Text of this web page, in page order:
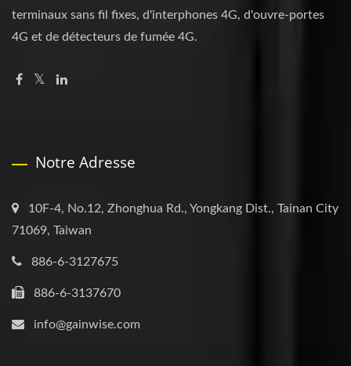
terminaux sans fil fixes, d'interphones 4G, d'ouvre-portes
4G et de détecteurs de fumée 4G.
Notre Adresse
10F-4, No.12, Zhonghua Rd., Yongkang Dist., Tainan City
71069, Taiwan
886-6-3127675
886-6-3137670
info@gainwise.com